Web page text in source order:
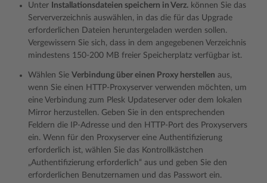
Unter Installationsdateien speichern in Verz. können Sie das
Serververzeichnis auswählen, in das die für das Upgrade
erforderlichen Dateien heruntergeladen werden sollen.
Vergewissern Sie sich, dass in dem angegebenen Verzeichnis
mindestens 150-200 MB freier Speicherplatz verfügbar ist.
Wählen Sie Verbindung über einen Proxy herstellen aus,
wenn Sie einen HTTP-Proxyserver verwenden möchten, um
eine Verbindung zum Plesk Updateserver oder dem lokalen
Mirror herzustellen. Geben Sie in den entsprechenden
Feldern die IP-Adresse und den HTTP-Port des Proxyservers
ein. Wenn für den Proxyserver eine Authentifizierung
erforderlich ist, wählen Sie das Kontrollkästchen
„Authentifizierung erforderlich“ aus und geben Sie den
erforderlichen Benutzernamen und das Passwort ein.